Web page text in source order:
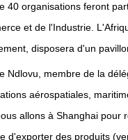
40 organisations feront
et de l'Industrie.
disposera d'un
Ndlovu, membre de la
aérospatiales,
allons à Shanghai pour
d'exporter des produits